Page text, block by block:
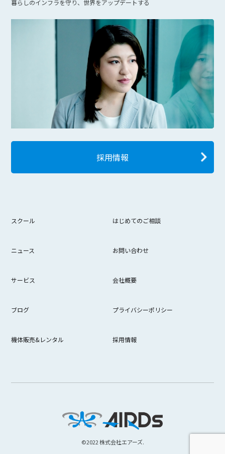
暮らしのインフラを守り、世界をアップデートする
採用情報
スクール はじめてのご相談
ニュース お問い合わせ
サービス 会社概要
ブログ プライバシーポリシー
機体販売&レンタル 採用情報
©︎2022 株式会社エアーズ.